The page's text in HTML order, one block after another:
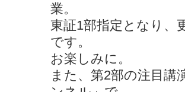
業。
東証1部指定となり、
です。
お楽しみに。
また、第2部の注目